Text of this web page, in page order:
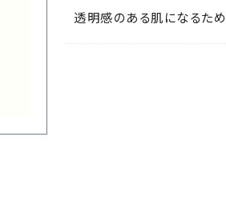
透明感のある肌になるた